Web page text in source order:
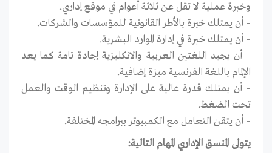
وخبرة عملية لا تقل عن ثلاثة أعوام في موقع إداري.
– أن يمتلك خبرة بالأطر القانونية للمؤسسات والشركات.
– أن يمتلك خبرة في إدارة الموارد البشرية.
– أن يجيد اللغتين العربية والانكليزية إجادة تامة كما يعد
الإلمام باللغة الفرنسية ميزة إضافية.
– أن يمتلك قدرة عالية على الإدارة وتنظيم الوقت والعمل
تحت الضغط.
– أن يتقن التعامل مع الكمبيوتر ببرامجه المختلفة.
يتولى المنسق الإداري المهام التالية: